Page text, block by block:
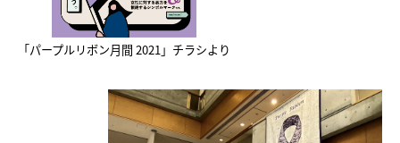
「パープルリボン月間 2021」チラシより